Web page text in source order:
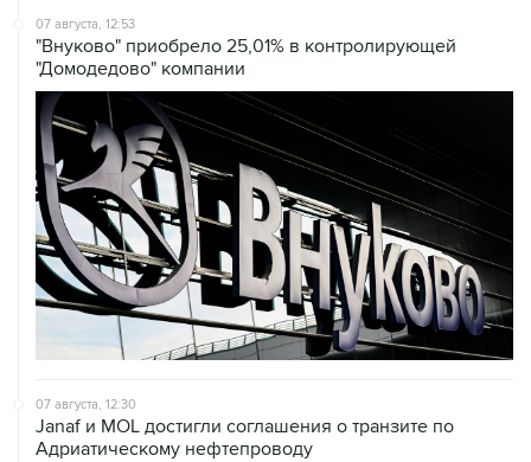
07 августа, 12:53
"Внуково" приобрело 25,01% в контролирующей
"Домодедово" компании
07 августа, 12:30
Janaf и MOL достигли соглашения о транзите по
Адриатическому нефтепроводу